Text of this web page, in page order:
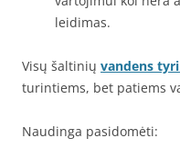
leidimas.
Visų šaltinių vandens
turintiems, bet patiems
Naudinga pasidomėti: